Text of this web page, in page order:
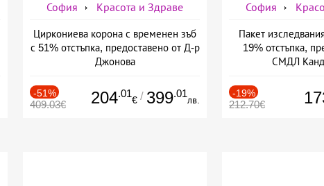
София Красота и Здраве
Циркониева корона с временен зъб
с 51% отстъпка, предоставено от Д-р
Джонова
-51%
409.03€ 204.01
€ / 399.01
лв.
София
Пакет
19% отстъпка,
СМДЛ
-19%
212.70€